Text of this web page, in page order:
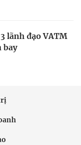
lãnh đạo VATM
bay